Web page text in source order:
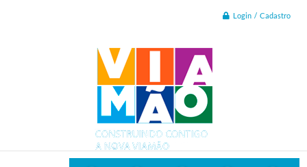
Login / Cadastro